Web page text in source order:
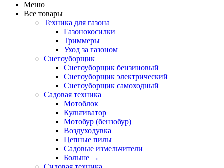
Меню
Все товары
Техника для газона
Газонокосилки
Триммеры
Уход за газоном
Снегоуборщик
Снегоуборщик бензиновый
Снегоуборщик электрический
Снегоуборщик самоходный
Садовая техника
Мотоблок
Культиватор
Мотобур (бензобур)
Воздуходувка
Цепные пилы
Садовые измельчители
Больше →